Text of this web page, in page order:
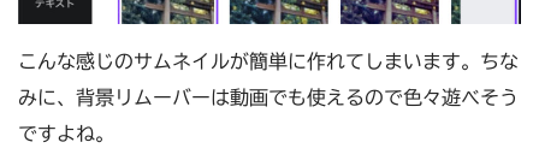
こんな感じのサムネイルが簡単に作れてしまいます。ちな
みに、背景リムーバーは動画でも使えるので色々遊べそう
ですよね。